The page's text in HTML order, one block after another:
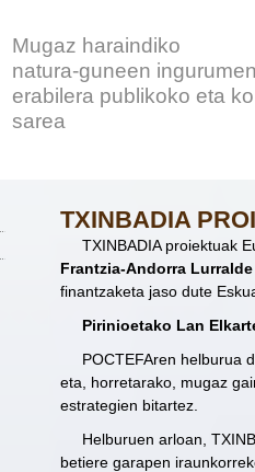
Mugaz haraindiko
natura-guneen
erabilera publikoko eta
sarea
TXINBADIA
TXINBADIA proiektuak
Frantzia-Andorra
finantzaketa jaso dute
Pirinioetako Lan
POCTEFAren helburua
eta, horretarako, mugaz
estrategien bitartez.
Helburuen arloan,
betiere garapen